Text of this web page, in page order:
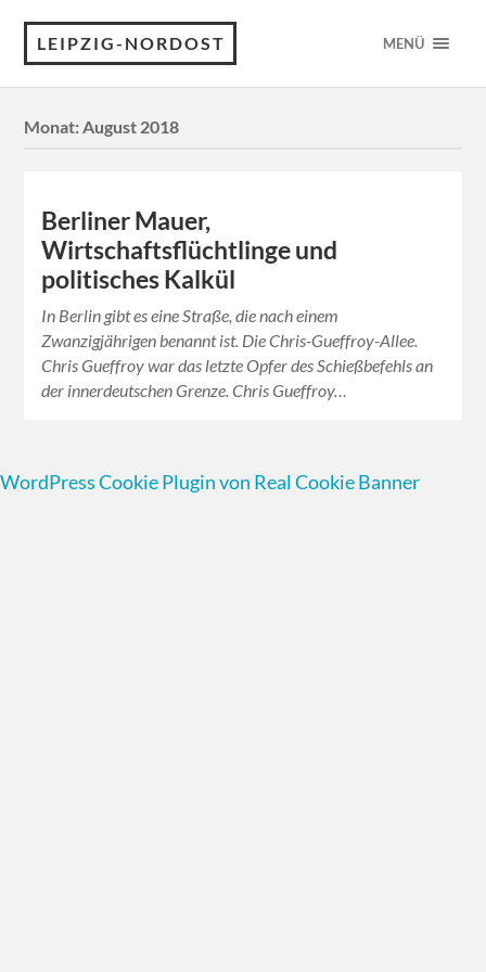
LEIPZIG-NORDOST MENÜ
Monat:August 2018
Berliner Mauer,
Wirtschaftsflüchtlinge und
politisches Kalkül
In Berlin gibt es eine Straße, die nach einem
Zwanzigjährigen benannt ist. Die Chris-Gueffroy-Allee.
Chris Gueffroy war das letzte Opfer des Schießbefehls an
der innerdeutschen Grenze. Chris Gueffroy…
WordPress Cookie Plugin von Real Cookie Banner